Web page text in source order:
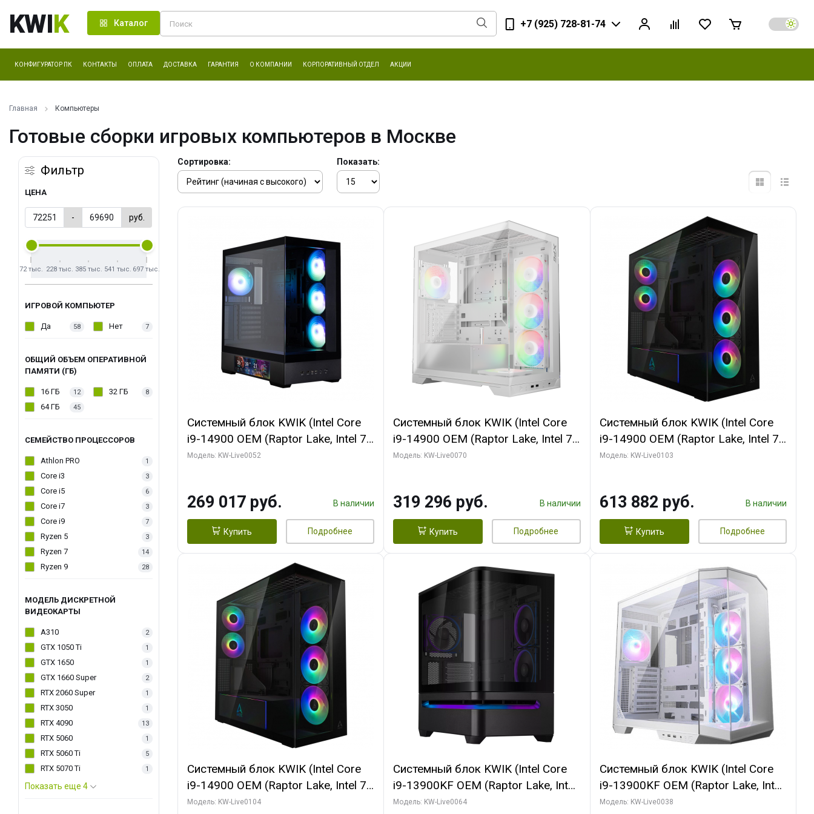
KWIK Каталог +7 (925) 728-81-74
КОНФИГУРАТОР ПК КОНТАКТЫ ОПЛАТА ДОСТАВКА ГАРАНТИЯ О КОМПАНИИ КОРПОРАТИВНЫЙ ОТДЕЛ АКЦИИ
Главная Компьютеры
Готовые сборки игровых компьютеров в Москве
Фильтр
ЦЕНА
- руб.
72 тыс. 228 тыс. 385 тыс. 541 тыс. 697 тыс.
ИГРОВОЙ КОМПЬЮТЕР
Да 58 Нет 7
ОБЩИЙ ОБЪЕМ ОПЕРАТИВНОЙ
ПАМЯТИ (ГБ)
16 ГБ 12 32 ГБ 8
64 ГБ 45
СЕМЕЙСТВО ПРОЦЕССОРОВ
Athlon PRO 1
Core i3 3
Core i5 6
Core i7 3
Core i9 7
Ryzen 5 3
Ryzen 7 14
Ryzen 9 28
МОДЕЛЬ ДИСКРЕТНОЙ
ВИДЕОКАРТЫ
A310 2
GTX 1050 Ti 1
GTX 1650 1
GTX 1660 Super 2
RTX 2060 Super 1
RTX 3050 1
RTX 4090 13
RTX 5060 1
RTX 5060 Ti 5
RTX 5070 Ti 1
Показать еще 4
Сортировка: Показать:
Системный блок KWIK (Intel Core
i9-14900 OEM (Raptor Lake, Intel 7,
C24 16EC/8PC// 64 ГБ ОЗУ (2
256bit 3xDP HD/ 512 ГБ SSD)
Модель: KW-Live0052
269 017 руб. В наличии
Купить Подробнее
Системный блок KWIK (Intel Core
i9-14900 OEM (Raptor Lake, Intel 7,
C24 16EC/8PC// 64 ГБ ОЗУ (2
GDDR7 256bit/ 960 ГБ SSD)
Модель: KW-Live0070
319 296 руб. В наличии
Купить Подробнее
Системный блок KWIK (Intel Core
i9-14900 OEM (Raptor Lake, Intel 7,
C24 16EC/8PC// 64 ГБ ОЗУ (2
Turbo/ 960 ГБ SSD)
Модель: KW-Live0103
613 882 руб. В наличии
Купить Подробнее
Системный блок KWIK (Intel Core
i9-14900 OEM (Raptor Lake, Intel 7,
C24 16EC/8PC// 64 ГБ ОЗУ (2
Модель: KW-Live0104
Системный блок KWIK (Intel Core
i9-13900KF OEM (Raptor Lake, Intel
7, C24 16EC/8P/ 64 ГБ ОЗУ (2
Модель: KW-Live0064
Системный блок KWIK (Intel Core
i9-13900KF OEM (Raptor Lake, Intel
7, C24 16EC/8P/ 32 ГБ ОЗУ (2
Модель: KW-Live0038